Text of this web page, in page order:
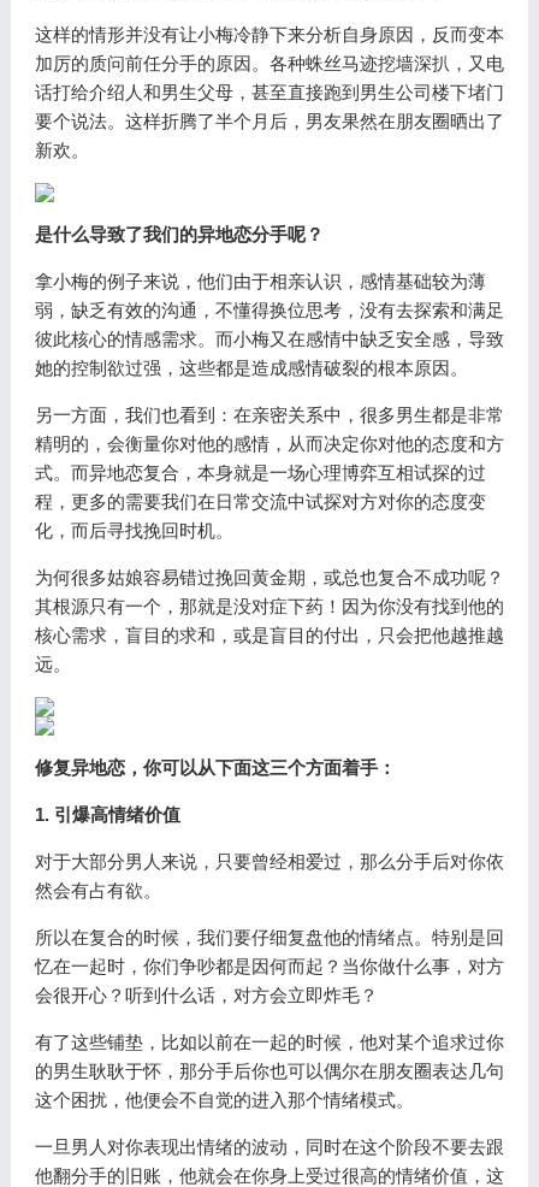
这样的情形并没有让小梅冷静下来分析自身原因，反而变本
加厉的质问前任分手的原因。各种蛛丝马迹挖墙深扒，又电
话打给介绍人和男生父母，甚至直接跑到男生公司楼下堵门
要个说法。这样折腾了半个月后，男友果然在朋友圈晒出了
新欢。
是什么导致了我们的异地恋分手呢？
拿小梅的例子来说，他们由于相亲认识，感情基础较为薄
弱，缺乏有效的沟通，不懂得换位思考，没有去探索和满足
彼此核心的情感需求。而小梅又在感情中缺乏安全感，导致
她的控制欲过强，这些都是造成感情破裂的根本原因。
另一方面，我们也看到：在亲密关系中，很多男生都是非常
精明的，会衡量你对他的感情，从而决定你对他的态度和方
式。而异地恋复合，本身就是一场心理博弈互相试探的过
程，更多的需要我们在日常交流中试探对方对你的态度变
化，而后寻找挽回时机。
为何很多姑娘容易错过挽回黄金期，或总也复合不成功呢？
其根源只有一个，那就是没对症下药！因为你没有找到他的
核心需求，盲目的求和，或是盲目的付出，只会把他越推越
远。
修复异地恋，你可以从下面这三个方面着手：
1. 引爆高情绪价值
对于大部分男人来说，只要曾经相爱过，那么分手后对你依
然会有占有欲。
所以在复合的时候，我们要仔细复盘他的情绪点。特别是回
忆在一起时，你们争吵都是因何而起？当你做什么事，对方
会很开心？听到什么话，对方会立即炸毛？
有了这些铺垫，比如以前在一起的时候，他对某个追求过你
的男生耿耿于怀，那分手后你也可以偶尔在朋友圈表达几句
这个困扰，他便会不自觉的进入那个情绪模式。
一旦男人对你表现出情绪的波动，同时在这个阶段不要去跟
他翻分手的旧账，他就会在你身上受过很高的情绪价值，这